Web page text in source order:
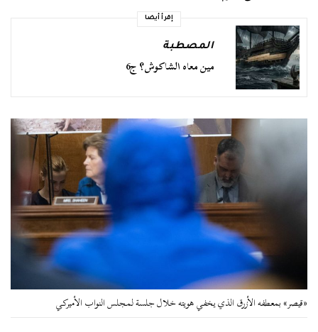
إقرأ أيضا
المصطبة
مين معاه الشاكوش؟ ج6
«قيصر» بمعطفه الأزرق الذي يخفي هويته خلال جلسة لمجلس النواب الأميركي